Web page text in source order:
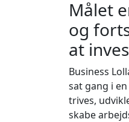
Målet
og
at
Business
sat gang i
trives,
skabe